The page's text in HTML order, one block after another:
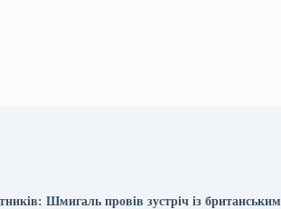
Шмигаль провів зустріч із британським